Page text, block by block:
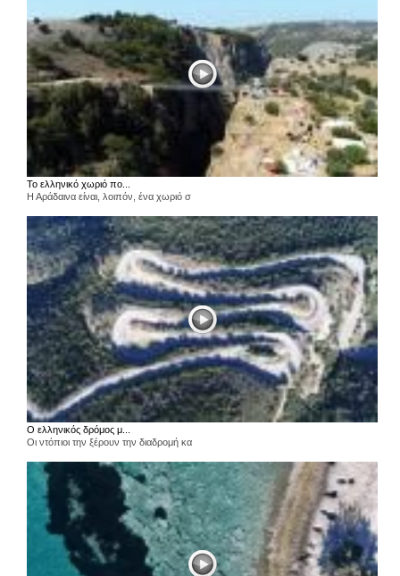
Το ελληνικό χωριό πο...
Η Αράδαινα είναι, λοιπόν, ένα χωριό σ
Ο ελληνικός δρόμος μ...
Οι ντόπιοι την ξέρουν την διαδρομή κα